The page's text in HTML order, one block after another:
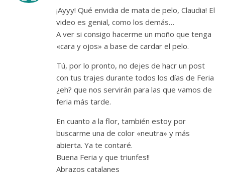
¡Ayyy! Qué envidia de mata de pelo, Claudia! El
video es genial, como los demás…
A ver si consigo hacerme un moño que tenga
«cara y ojos» a base de cardar el pelo.
Tú, por lo pronto, no dejes de hacr un post
con tus trajes durante todos los días de Feria
¿eh? que nos servirán para las que vamos de
feria más tarde.
En cuanto a la flor, también estoy por
buscarme una de color «neutra» y más
abierta. Ya te contaré.
Buena Feria y que triunfes!!
Abrazos catalanes